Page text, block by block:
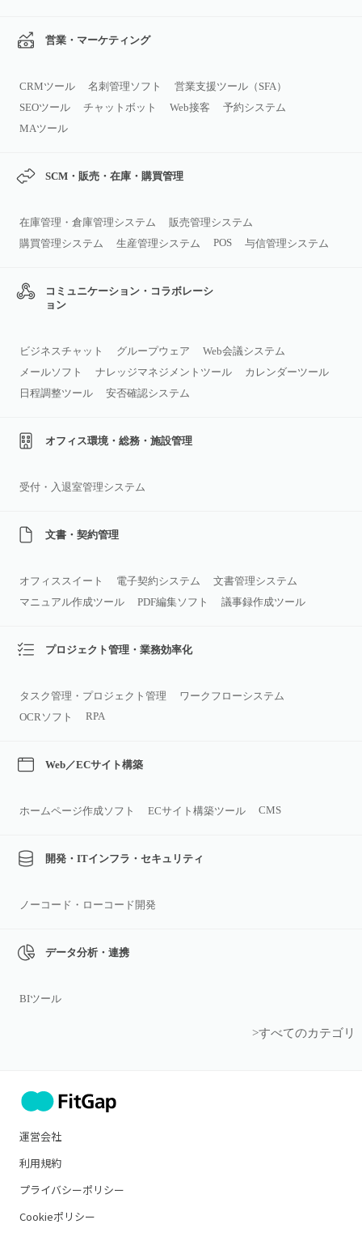
営業・マーケティング
CRMツール 名刺管理ソフト
営業支援ツール（SFA）
SEOツール
チャットボット Web接客
予約システム
MAツール
SCM・販売・在庫・購買管理
在庫管理・倉庫管理システム
販売管理システム
購買管理システム
生産管理システム POS 与信管理システム
コミュニケーション・コラボレーシ
ョン
ビジネスチャット グループウェア
Web会議システム
メールソフト
ナレッジマネジメントツール
カレンダーツール
日程調整ツール
安否確認システム
オフィス環境・総務・施設管理
受付・入退室管理システム
文書・契約管理
オフィススイート 電子契約システム
文書管理システム
マニュアル作成ツール
PDF編集ソフト 議事録作成ツール
プロジェクト管理・業務効率化
タスク管理・プロジェクト管理
ワークフローシステム
OCRソフト
RPA
Web／ECサイト構築
ホームページ作成ソフト ECサイト構築ツール CMS
開発・ITインフラ・セキュリティ
ノーコード・ローコード開発
データ分析・連携
BIツール
>すべてのカテゴリ
運営会社
利用規約
プライバシーポリシー
Cookieポリシー